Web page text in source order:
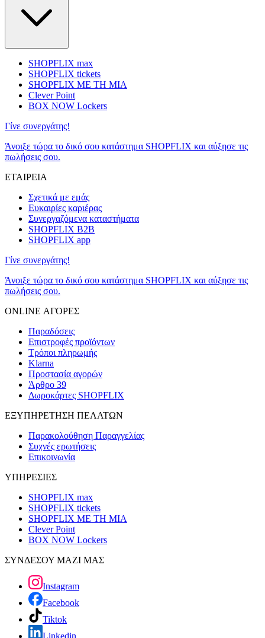
SHOPFLIX max
SHOPFLIX tickets
SHOPFLIX ΜΕ ΤΗ ΜΙΑ
Clever Point
BOX NOW Lockers
Γίνε συνεργάτης!
Άνοιξε τώρα το δικό σου κατάστημα SHOPFLIX και αύξησε τις
πωλήσεις σου.
ΕΤΑΙΡΕΙΑ
Σχετικά με εμάς
Ευκαιρίες καριέρας
Συνεργαζόμενα καταστήματα
SHOPFLIX B2B
SHOPFLIX app
Γίνε συνεργάτης!
Άνοιξε τώρα το δικό σου κατάστημα SHOPFLIX και αύξησε τις
πωλήσεις σου.
ONLINE ΑΓΟΡΕΣ
Παραδόσεις
Επιστροφές προϊόντων
Τρόποι πληρωμής
Klarna
Προστασία αγορών
Άρθρο 39
Δωροκάρτες SHOPFLIX
ΕΞΥΠΗΡΕΤΗΣΗ ΠΕΛΑΤΩΝ
Παρακολούθηση Παραγγελίας
Συχνές ερωτήσεις
Επικοινωνία
ΥΠΗΡΕΣΙΕΣ
SHOPFLIX max
SHOPFLIX tickets
SHOPFLIX ΜΕ ΤΗ ΜΙΑ
Clever Point
BOX NOW Lockers
ΣΥΝΔΕΣΟΥ ΜΑΖΙ ΜΑΣ
Instagram
Facebook
Tiktok
Linkedin